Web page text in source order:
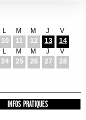
10
M
11
M
12
J
13
V
14
24
M
25
M
26
J
27
V
28
INFOS PRATIQUES